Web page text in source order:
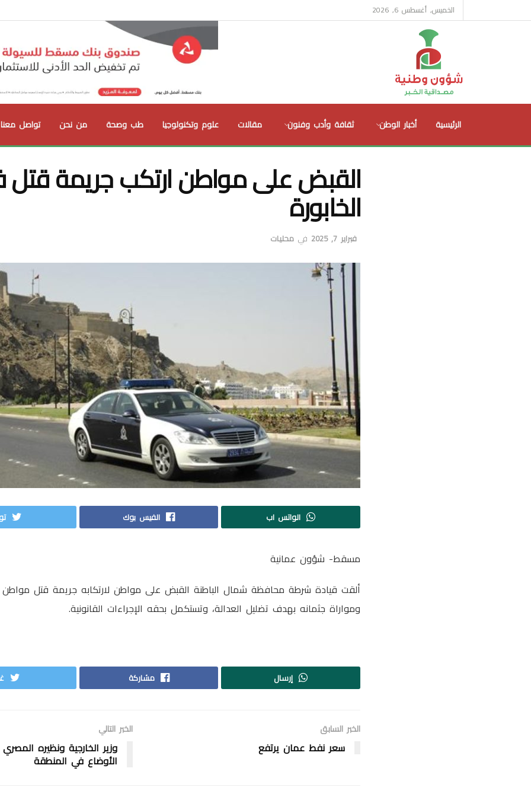
الخميس, أغسطس 6, 2026
الرئيسية أخبار الوطن ثقافة وأدب وفنون مقالات علوم وتكنولوجيا طب وصحة من نحن تواصل معنا
القبض على مواطن ارتكب جريمة
الخابورة
فبراير 7, 2025 في محليات
الواتس اب الفيس بوك
مسقط- شؤون عمانية
ألقت قيادة شرطة محافظة شمال الباطنة القبض على مواطن لارتكابه جريمة قتل مواطن
ومواراة جثمانه بهدف تضليل العدالة، وتستكمل بحقه الإجراءات القانونية.
إرسال مشاركة
الخبر السابق
سعر نفط عمان يرتفع
الخبر التالي
وزير الخارجية ونظيره
الأوضاع في المنطقة